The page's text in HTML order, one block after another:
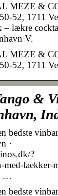
MEZE &
52, 1711
lækre
V.
MEZE &
52, 1711
&
bedste
·
?
med-laekker-
…
bedste